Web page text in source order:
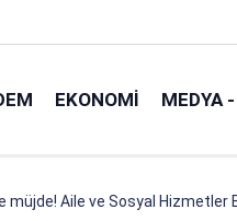
EKONOMI MEDYA
müjde! Aile ve Sosyal Hizmetler